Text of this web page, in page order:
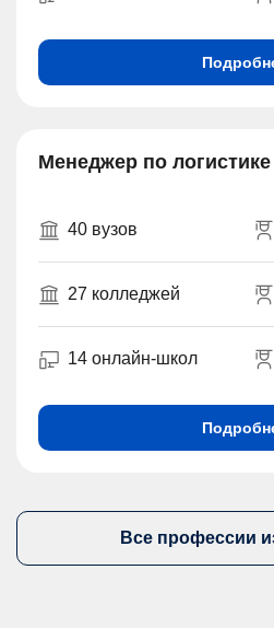
Менеджер по логистике
40 вузов
27 колледжей
14 онлайн-школ
Все профессии